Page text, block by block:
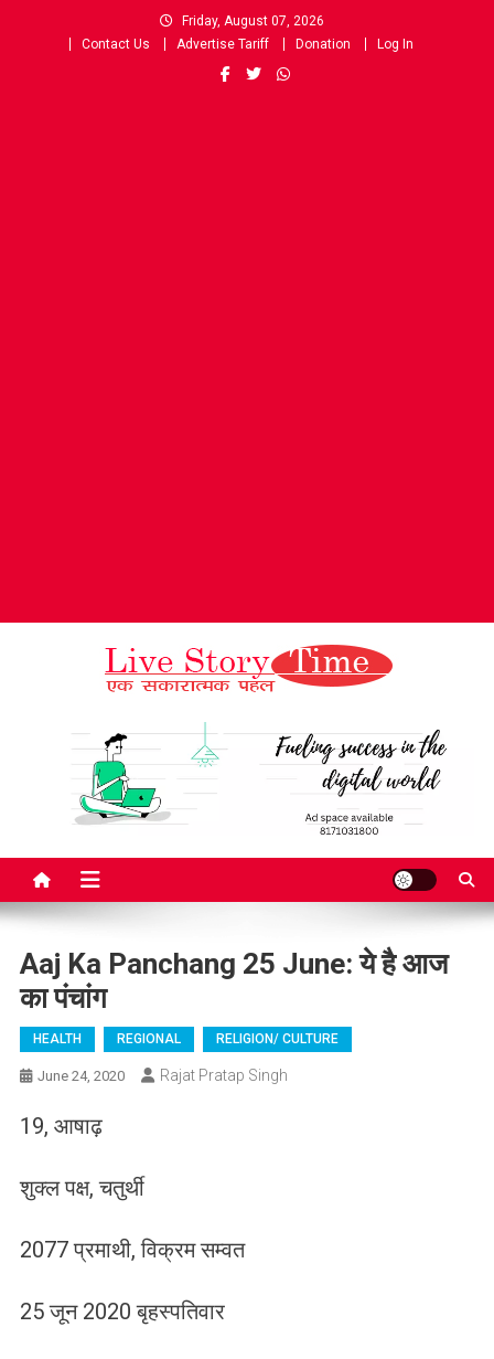
Friday, August 07, 2026
Contact Us
Advertise Tariff Donation Log In
Live Story Time
Aaj Ka Panchang 25 June: ये है आज
का पंचांग
HEALTH REGIONAL RELIGION/ CULTURE
June 24, 2020 Rajat Pratap Singh
19, आषाढ़
शुक्ल पक्ष, चतुर्थी
2077 प्रमाथी, विक्रम सम्वत
25 जून 2020 बृहस्पतिवार